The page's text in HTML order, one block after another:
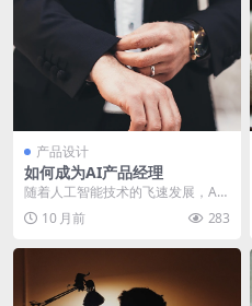
产品设计
如何成为AI产品经理
随着人工智能技术的飞速发展，AI
产品经理这一职位逐渐成为科技行
业的香饽饽。但AI...
10 月前 283